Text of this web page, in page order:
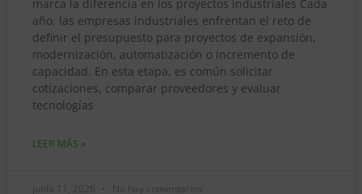
marca la diferencia en los proyectos industriales Cada
año, las empresas industriales enfrentan el reto de
definir el presupuesto para proyectos de expansión,
modernización, automatización o incremento de
capacidad. En esta etapa, es común solicitar
cotizaciones, comparar proveedores y evaluar
tecnologías
LEER MÁS »
junio 11, 2026 No hay comentarios